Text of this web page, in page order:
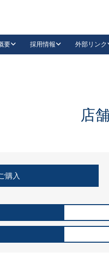
抗ウイル
要 採用情報 外部リンク
LinkedIn
住宅使用部材標準化推進協議会
店
購入